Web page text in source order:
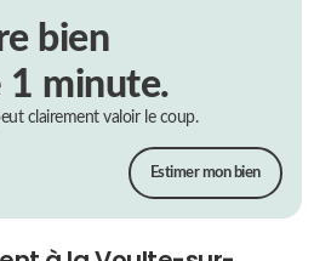
bien
1 minute.
clairement valoir le coup.
Estimer mon bien